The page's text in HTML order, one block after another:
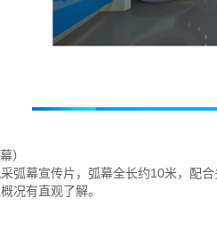
）
弧幕宣传片，弧幕全长约10米，配
况有直观了解。